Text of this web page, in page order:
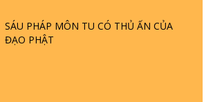
SÁU PHÁP MÔN TU CÓ THỦ ẤN CỦA
ĐẠO PHẬT
GIẢI ĐÁP VỀ LỄ TIỄN THIỀN TÔNG SƯ